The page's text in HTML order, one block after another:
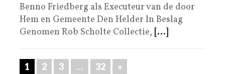
Benno Friedberg als Executeur van de door
Hem en Gemeente Den Helder In Beslag
Genomen Rob Scholte Collectie, [...]
1 2 3 … 32 »